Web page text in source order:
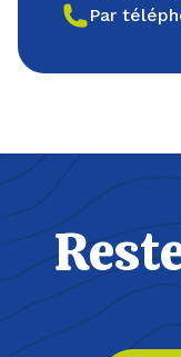
Par